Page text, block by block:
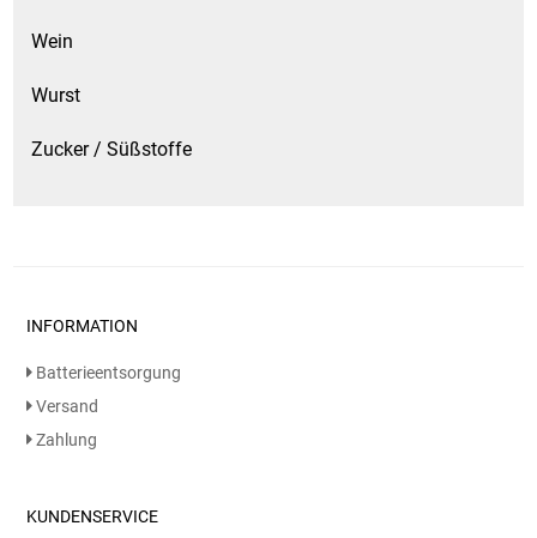
Wein
Wurst
Zucker / Süßstoffe
INFORMATION
Batterieentsorgung
Versand
Zahlung
KUNDENSERVICE